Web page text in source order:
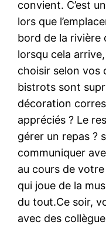
convient. C’est
lors que
bord de la rivière
lorsqu cela
choisir selon vos
bistrots sont
décoration
appréciés ? Le
gérer un repas ?
communiquer
au cours de
qui joue de la
du tout.Ce soir,
avec des